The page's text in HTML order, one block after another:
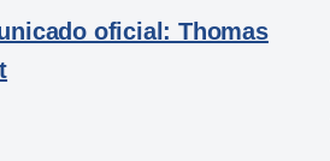
oficial: Thomas